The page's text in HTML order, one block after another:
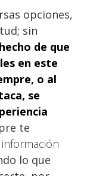
opciones,
sin
de que
en este
o al
se
te
información
lo que